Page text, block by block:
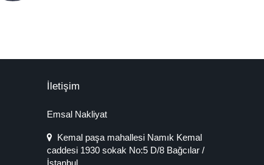
İletişim
Emsal Nakliyat
Kemal paşa mahallesi Namık Kemal
caddesi 1930 sokak No:5 D/8 Bağcılar /
İstanbul